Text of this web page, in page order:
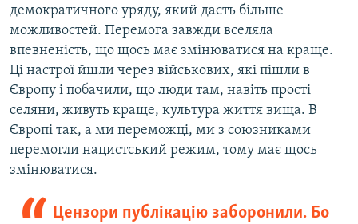
демократичного уряду, який дасть більше
можливостей. Перемога завжди вселяла
впевненість, що щось має змінюватися на краще.
Ці настрої йшли через військових, які пішли в
Європу і побачили, що люди там, навіть прості
селяни, живуть краще, культура життя вища. В
Європі так, а ми переможці, ми з союзниками
перемогли нацистський режим, тому має щось
змінюватися.
Цензори публікацію заборонили. Бо